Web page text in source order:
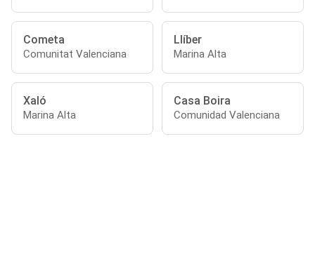
Cometa
Comunitat Valenciana
Llíber
Marina Alta
Xaló
Marina Alta
Casa Boira
Comunidad Valenciana